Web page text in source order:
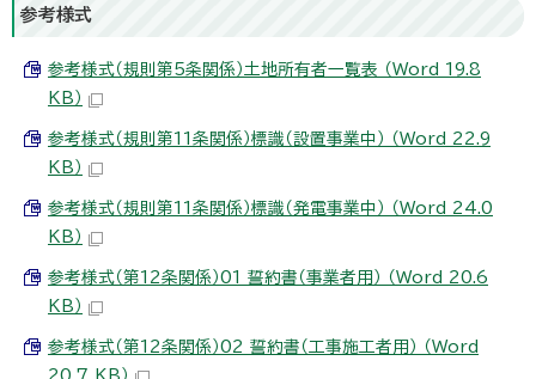
参考様式
参考様式（規則第5条関係）土地所有者一覧表 （Word 19.8
KB）
参考様式（規則第11条関係）標識（設置事業中） （Word 22.9
KB）
参考様式（規則第11条関係）標識（発電事業中） （Word 24.0
KB）
参考様式（第12条関係）01 誓約書（事業者用） （Word 20.6
KB）
参考様式（第12条関係）02 誓約書（工事施工者用） （Word